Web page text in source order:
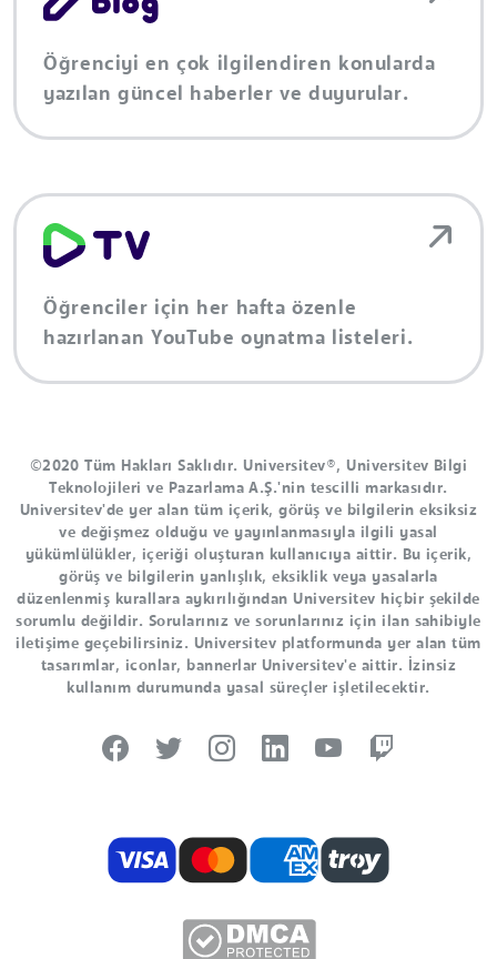
Öğrenciyi en çok ilgilendiren konularda
yazılan güncel haberler ve duyurular.
Öğrenciler için her hafta özenle
hazırlanan YouTube oynatma listeleri.
©2020 Tüm Hakları Saklıdır. Universitev®, Universitev Bilgi
Teknolojileri ve Pazarlama A.Ş.'nin tescilli markasıdır.
Universitev'de yer alan tüm içerik, görüş ve bilgilerin eksiksiz
ve değişmez olduğu ve yayınlanmasıyla ilgili yasal
yükümlülükler, içeriği oluşturan kullanıcıya aittir. Bu içerik,
görüş ve bilgilerin yanlışlık, eksiklik veya yasalarla
düzenlenmiş kurallara aykırılığından Universitev hiçbir şekilde
sorumlu değildir. Sorularınız ve sorunlarınız için ilan sahibiyle
iletişime geçebilirsiniz. Universitev platformunda yer alan tüm
tasarımlar, iconlar, bannerlar Universitev'e aittir. İzinsiz
kullanım durumunda yasal süreçler işletilecektir.